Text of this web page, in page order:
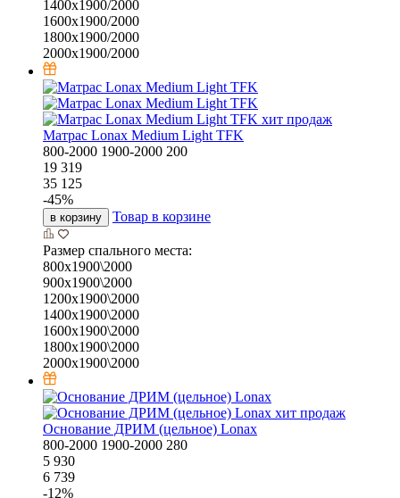
1400х1900/2000
1600х1900/2000
1800х1900/2000
2000х1900/2000
хит продаж
Матрас Lonax Medium Light TFK
800-2000 1900-2000 200
19 319
35 125
-45%
в корзину Товар в корзине
Размер спального места:
800х1900\2000
900х1900\2000
1200х1900\2000
1400х1900\2000
1600х1900\2000
1800х1900\2000
2000х1900\2000
хит продаж
Основание ДРИМ (цельное) Lonax
800-2000 1900-2000 280
5 930
6 739
-12%